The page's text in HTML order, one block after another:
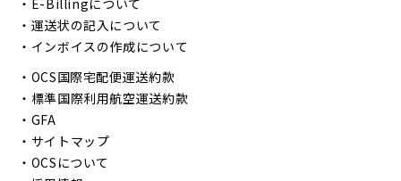
・ 運送状の記入について
・ インボイスの作成について
・ OCS国際宅配便運送約款
・ 標準国際利用航空運送約款
・ GFA
・ サイトマップ
・ OCSについて